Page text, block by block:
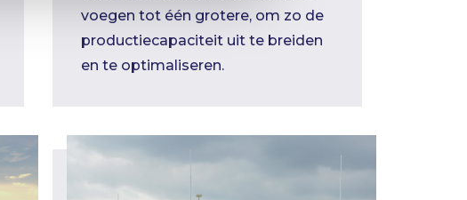
voegen tot één grotere, om zo de
productiecapaciteit uit te breiden
en te optimaliseren.